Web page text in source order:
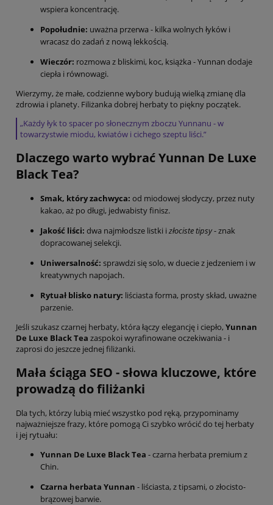
wspiera koncentrację.
Popołudnie: uważna przerwa - kilka wolnych łyków i
wracasz do zadań z nową lekkością.
Wieczór: rozmowa z bliskimi, koc, książka - Yunnan dodaje
ciepła i równowagi.
Wierzymy, że małe, codzienne wybory budują wielką zmianę dla
zdrowia i planety. Filiżanka dobrej herbaty to piękny początek.
„Każdy łyk to spacer po słonecznym zboczu Yunnanu - w
towarzystwie miodu, kwiatów i cichego szeptu liści.”
Dlaczego warto wybrać Yunnan De Luxe
Black Tea?
Smak, który zachwyca: od miodowej słodyczy, przez nuty
kakao, aż po długi, jedwabisty finisz.
Jakość liści: dwa najmłodsze listki i złociste tipsy- znak
dopracowanej selekcji.
Uniwersalność: sprawdzi się solo, w duecie z jedzeniem i w
kreatywnych napojach.
Rytuał blisko natury: liściasta forma, prosty skład, uważne
parzenie.
Jeśli szukasz czarnej herbaty, która łączy elegancję i ciepło, Yunnan
De Luxe Black Tea zaspokoi wyrafinowane oczekiwania - i
zaprosi do jeszcze jednej filiżanki.
Mała ściąga SEO - słowa kluczowe, które
prowadzą do filiżanki
Dla tych, którzy lubią mieć wszystko pod ręką, przypominamy
najważniejsze frazy, które pomogą Ci szybko wrócić do tej herbaty
i jej rytuału:
Yunnan De Luxe Black Tea - czarna herbata premium z
Chin.
Czarna herbata Yunnan - liściasta, z tipsami, o złocisto-
brązowej barwie.